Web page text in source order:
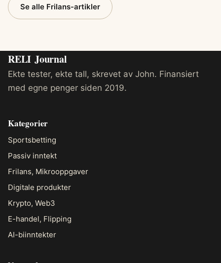
Se alle Frilans-artikler
RELI Journal
Ekte tester, ekte tall, skrevet av John. Finansiert
med egne penger siden 2019.
Kategorier
Sportsbetting
Passiv inntekt
Frilans, Mikrooppgaver
Digitale produkter
Krypto, Web3
E-handel, Flipping
AI-biinntekter